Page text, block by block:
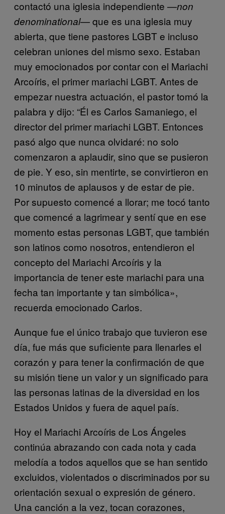
contactó una iglesia independiente —non
denominational— que es una iglesia muy
abierta, que tiene pastores LGBT e incluso
celebran uniones del mismo sexo. Estaban
muy emocionados por contar con el Mariachi
Arcoíris, el primer mariachi LGBT. Antes de
empezar nuestra actuación, el pastor tomó la
palabra y dijo: “Él es Carlos Samaniego, el
director del primer mariachi LGBT. Entonces
pasó algo que nunca olvidaré: no solo
comenzaron a aplaudir, sino que se pusieron
de pie. Y eso, sin mentirte, se convirtieron en
10 minutos de aplausos y de estar de pie.
Por supuesto comencé a llorar; me tocó tanto
que comencé a lagrimear y sentí que en ese
momento estas personas LGBT, que también
son latinos como nosotros, entendieron el
concepto del Mariachi Arcoíris y la
importancia de tener este mariachi para una
fecha tan importante y tan simbólica»,
recuerda emocionado Carlos.
Aunque fue el único trabajo que tuvieron ese
día, fue más que suficiente para llenarles el
corazón y para tener la confirmación de que
su misión tiene un valor y un significado para
las personas latinas de la diversidad en los
Estados Unidos y fuera de aquel país.
Hoy el Mariachi Arcoíris de Los Ángeles
continúa abrazando con cada nota y cada
melodía a todos aquellos que se han sentido
excluidos, violentados o discriminados por su
orientación sexual o expresión de género.
Una canción a la vez, tocan corazones,